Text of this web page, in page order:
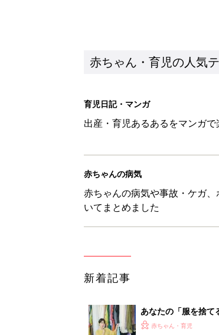
赤ちゃん・育児の人気
育児日記・マンガ
出産・育児あるあるをマンガで
赤ちゃんの病気
赤ちゃんの病気や事故・ケガ
いてまとめました
新着記事
あなたの「服を捨て
スタイリストが喝！
赤ちゃん・育児